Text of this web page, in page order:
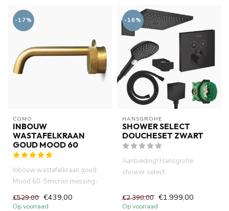
-17%
COMO
INBOUW
WASTAFELKRAAN
GOUD MOOD 60
Inbouw wastafelkraan goud
Mood 60. 5micron messing-
€529,00 €439,00
Op voorraad
-16%
HANSGROHE
SHOWER SELECT
DOUCHESET ZWART
Aanbieding! Hansgrohe
shower select
.Thermostatisch inbouwdeel
af...
€2.390,00 €1.999,00
Op voorraad